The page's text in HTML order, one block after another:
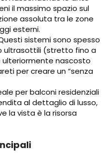
il massimo spazio sul
assoluta tra le zone
esterni.
sistemi sono spesso
ultrasottili (stretto fino a
ulteriormente nascosto
per creare un “senza
per balconi residenziali
al dettaglio di lusso,
la vista è la risorsa